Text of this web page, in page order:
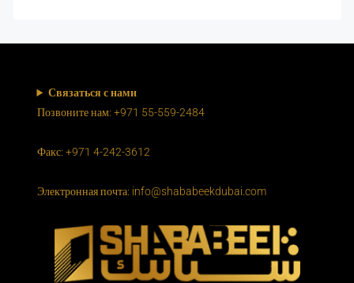
Связаться с нами
Позвоните нам: +971 55-559-2484
Факс: +971 4-242-3612
Электронная почта: info@shababeekdubai.com